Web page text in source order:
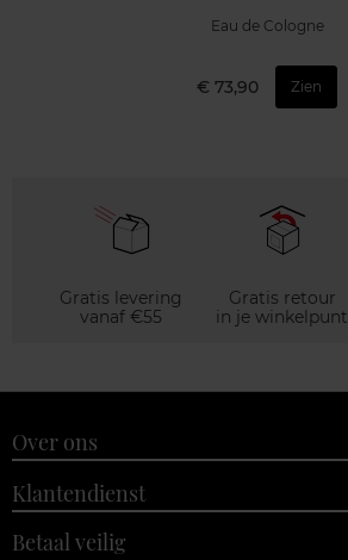
Eau de Cologne
€ 73,90 Zien
Gratis levering
vanaf €55
Gratis retour
in je winkelpunt
Over ons
Klantendienst
Betaal veilig